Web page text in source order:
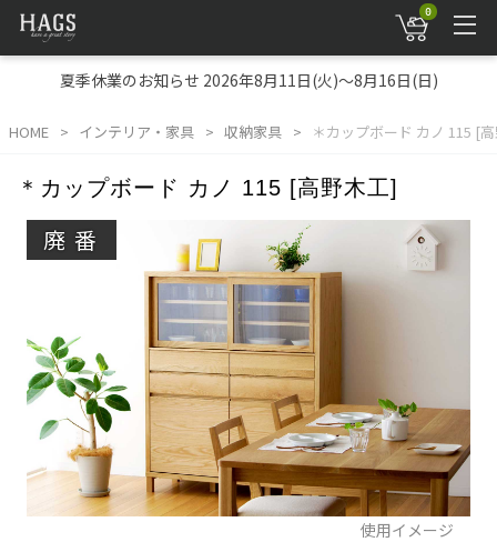
0
夏季休業のお知らせ 2026年8月11日(火)～8月16日(日)
HOME インテリア・家具 収納家具 ＊カップボード カノ 115 [
＊カップボード カノ 115 [高野木工]
廃番
使用イメージ